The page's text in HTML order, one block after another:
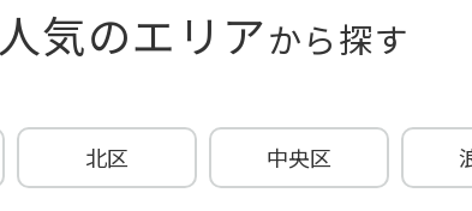
人気のエリアから探す
北区 中央区